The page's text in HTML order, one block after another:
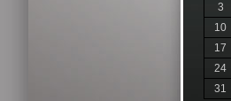
3
10
17
24
31